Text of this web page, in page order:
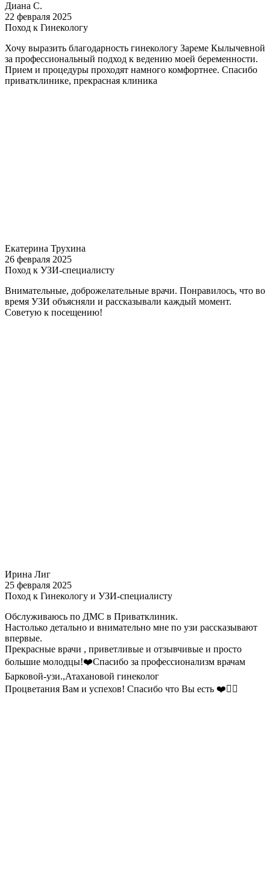
Диана С.
22 февраля 2025
Поход к Гинекологу
Хочу выразить благодарность гинекологу Зареме Кылычевной
за профессиональный подход к ведению моей беременности.
Прием и процедуры проходят намного комфортнее. Спасибо
приватклинике, прекрасная клиника
Екатерина Трухина
26 февраля 2025
Поход к УЗИ-специалисту
Внимательные, доброжелательные врачи. Понравилось, что во
время УЗИ объясняли и рассказывали каждый момент.
Советую к посещению!
Ирина Лиг
25 февраля 2025
Поход к Гинекологу и УЗИ-специалисту
Обслуживаюсь по ДМС в Приватклиник.
Настолько детально и внимательно мне по узи рассказывают
впервые.
Прекрасные врачи , приветливые и отзывчивые и просто
большие молодцы!❤️Спасибо за профессионализм врачам
Барковой-узи.,Атахановой гинеколог
Процветания Вам и успехов! Спасибо что Вы есть ❤️✌🏼